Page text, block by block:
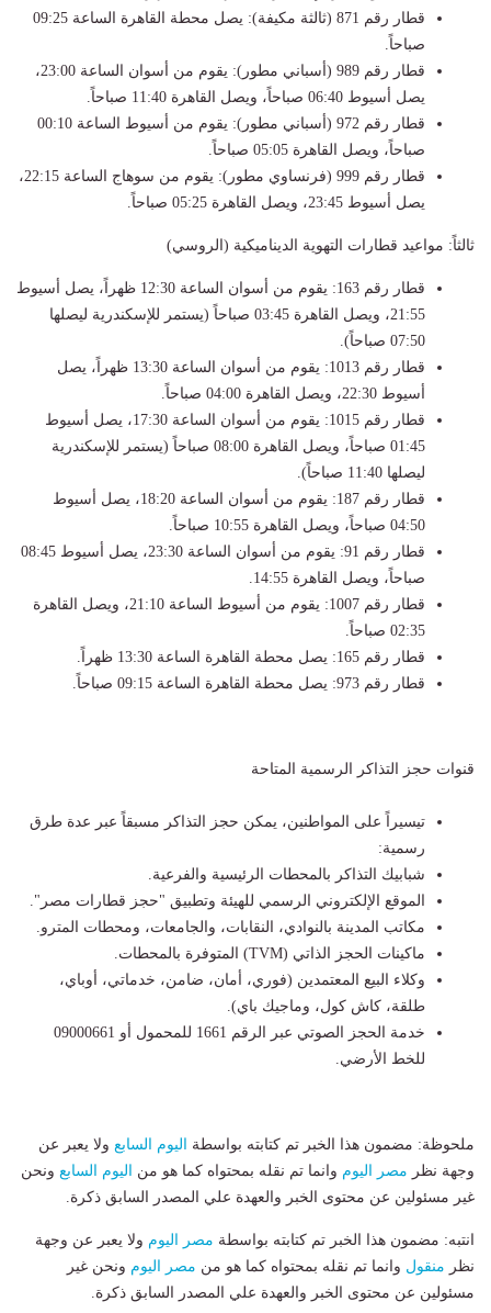
​قطار رقم 871 (ثالثة مكيفة): يصل محطة القاهرة الساعة 09:25
صباحاً.
​قطار رقم 989 (أسباني مطور): يقوم من أسوان الساعة 23:00،
يصل أسيوط 06:40 صباحاً، ويصل القاهرة 11:40 صباحاً.
​قطار رقم 972 (أسباني مطور): يقوم من أسيوط الساعة 00:10
صباحاً، ويصل القاهرة 05:05 صباحاً.
​قطار رقم 999 (فرنساوي مطور): يقوم من سوهاج الساعة 22:15،
يصل أسيوط 23:45، ويصل القاهرة 05:25 صباحاً.
​ثالثاً: مواعيد قطارات التهوية الديناميكية (الروسي)
​قطار رقم 163: يقوم من أسوان الساعة 12:30 ظهراً، يصل أسيوط
21:55، ويصل القاهرة 03:45 صباحاً (يستمر للإسكندرية ليصلها
07:50 صباحاً).
​قطار رقم 1013: يقوم من أسوان الساعة 13:30 ظهراً، يصل
أسيوط 22:30، ويصل القاهرة 04:00 صباحاً.
​قطار رقم 1015: يقوم من أسوان الساعة 17:30، يصل أسيوط
01:45 صباحاً، ويصل القاهرة 08:00 صباحاً (يستمر للإسكندرية
ليصلها 11:40 صباحاً).
​قطار رقم 187: يقوم من أسوان الساعة 18:20، يصل أسيوط
04:50 صباحاً، ويصل القاهرة 10:55 صباحاً.
​قطار رقم 91: يقوم من أسوان الساعة 23:30، يصل أسيوط 08:45
صباحاً، ويصل القاهرة 14:55.
​قطار رقم 1007: يقوم من أسيوط الساعة 21:10، ويصل القاهرة
02:35 صباحاً.
​قطار رقم 165: يصل محطة القاهرة الساعة 13:30 ظهراً.
​قطار رقم 973: يصل محطة القاهرة الساعة 09:15 صباحاً.
​قنوات حجز التذاكر الرسمية المتاحة
​تيسيراً على المواطنين، يمكن حجز التذاكر مسبقاً عبر عدة طرق
رسمية:
​شبابيك التذاكر بالمحطات الرئيسية والفرعية.
​الموقع الإلكتروني الرسمي للهيئة وتطبيق "حجز قطارات مصر".
​مكاتب المدينة بالنوادي، النقابات، والجامعات، ومحطات المترو.
​ماكينات الحجز الذاتي (TVM) المتوفرة بالمحطات.
​وكلاء البيع المعتمدين (فوري، أمان، ضامن، خدماتي، أوباي،
طلقة، كاش كول، وماجيك باي).
​خدمة الحجز الصوتي عبر الرقم 1661 للمحمول أو 09000661
للخط الأرضي.
ملحوظة: مضمون هذا الخبر تم كتابته بواسطة اليوم السابع ولا يعبر عن
وجهة نظر مصر اليوم وانما تم نقله بمحتواه كما هو من اليوم السابع ونحن
غير مسئولين عن محتوى الخبر والعهدة علي المصدر السابق ذكرة.
انتبه: مضمون هذا الخبر تم كتابته بواسطة مصر اليوم ولا يعبر عن وجهة
نظر منقول وانما تم نقله بمحتواه كما هو من مصر اليوم ونحن غير
مسئولين عن محتوى الخبر والعهدة علي المصدر السابق ذكرة.